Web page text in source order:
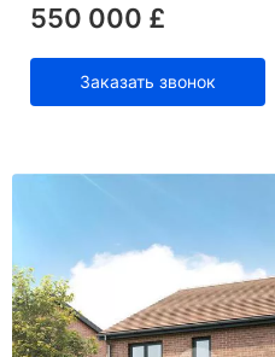
550 000 £
Заказать звонок